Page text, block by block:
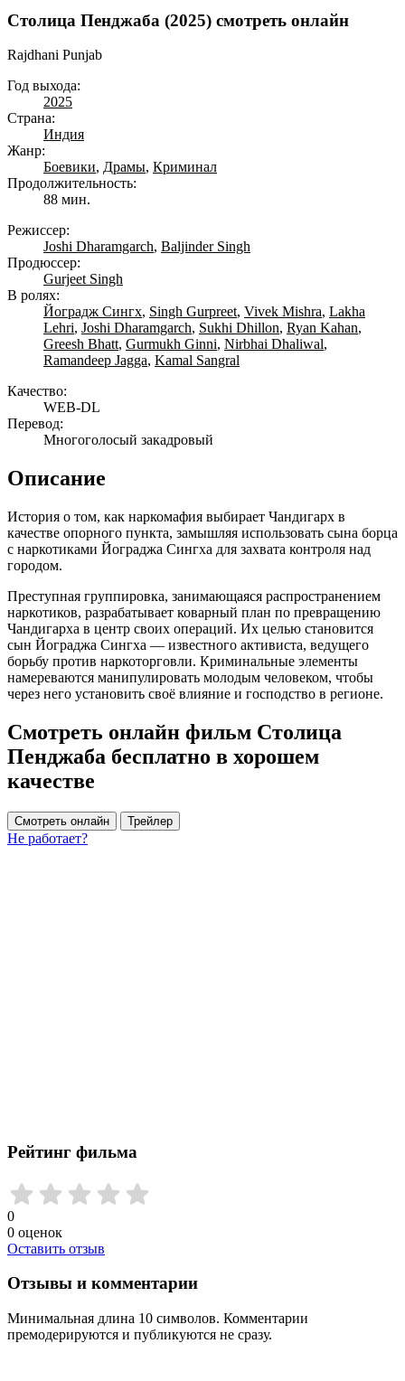
Столица Пенджаба (2025) смотреть онлайн
Rajdhani Punjab
Год выхода:
2025
Страна:
Индия
Жанр:
Боевики, Драмы, Криминал
Продолжительность:
88 мин.
Режиссер:
Joshi Dharamgarch, Baljinder Singh
Продюссер:
Gurjeet Singh
В ролях:
Йоградж Сингх, Singh Gurpreet, Vivek Mishra, Lakha
Lehri, Joshi Dharamgarch, Sukhi Dhillon, Ryan Kahan,
Greesh Bhatt, Gurmukh Ginni, Nirbhai Dhaliwal,
Ramandeep Jagga, Kamal Sangral
Качество:
WEB-DL
Перевод:
Многоголосый закадровый
Описание
История о том, как наркомафия выбирает Чандигарх в
качестве опорного пункта, замышляя использовать сына борца
с наркотиками Йограджа Сингха для захвата контроля над
городом.
Преступная группировка, занимающаяся распространением
наркотиков, разрабатывает коварный план по превращению
Чандигарха в центр своих операций. Их целью становится
сын Йограджа Сингха — известного активиста, ведущего
борьбу против наркоторговли. Криминальные элементы
намереваются манипулировать молодым человеком, чтобы
через него установить своё влияние и господство в регионе.
Смотреть онлайн фильм Столица
Пенджаба бесплатно в хорошем
качестве
Смотреть онлайн Трейлер
Не работает?
Рейтинг фильма
0
0 оценок
Оставить отзыв
Отзывы и комментарии
Минимальная длина 10 символов. Комментарии
премодерируются и публикуются не сразу.